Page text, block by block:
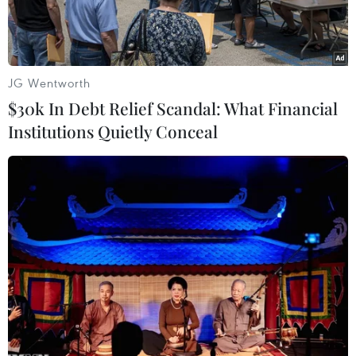
cuối năm nay.
Thống đốc Ngân hàng Trung ương Ukraine Valeriya Gontareva.
(Nguồn: AFP/TTXVN)
Trong một phát biểu mới đây, Thống đốc Ngân
hàng Trung ương Ukraine Valeriya Gontareva
JG Wentworth
$30k In Debt Relief Scandal: What Financial
Institutions Quietly Conceal